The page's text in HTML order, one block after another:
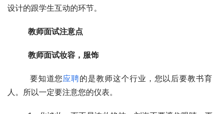
设计的跟学生互动的环节。
教师面试注意点
教师面试妆容，服饰
  　　要知道您
应聘的是教师这个行业，您以后要教书育
人。所以一定要注意您的仪表。